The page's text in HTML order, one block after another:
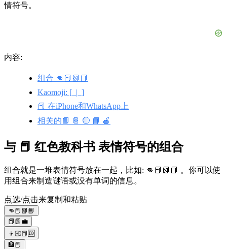
情符号。
内容:
组合 👊📕📗📘
Kaomoji: [_|_]
📕 在iPhone和WhatsApp上
相关的📙 📔 🔴 📘 🍎
与 📕 红色教科书 表情符号的组合
组合就是一堆表情符号放在一起，比如: 👊📕📗📘 。你可以使
用组合来制造谜语或没有单词的信息。
点选/点击来复制和粘贴
👊📕📗📘
📕📗💼
👦🏻📕🆔
🏦📕